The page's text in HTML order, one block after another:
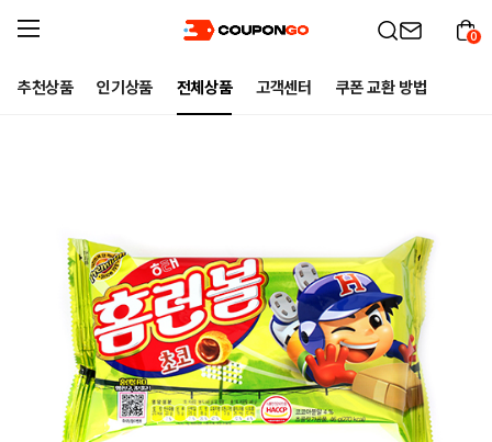
추천상품 인기상품 전체상품 고객센터 쿠폰 교환 방법
0